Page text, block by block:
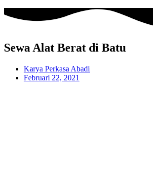
Sewa Alat Berat di Batu
Karya Perkasa Abadi
Februari 22, 2021